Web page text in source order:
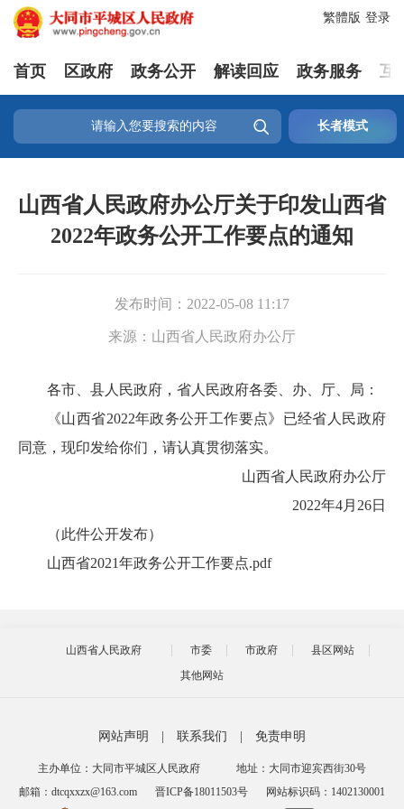
登录
繁體版
首页 区政府 政务公开 解读回应 政务服务 互
 长者模式
山西省人民政府办公厅关于印发山西省
2022年政务公开工作要点的通知
发布时间： 2022-05-08 11:17
来源： 山西省人民政府办公厅
各市、县人民政府，省人民政府各委、办、厅、局：
《山西省2022年政务公开工作要点》已经省人民政府
同意，现印发给你们，请认真贯彻落实。
山西省人民政府办公厅
2022年4月26日
（此件公开发布）
山西省2021年政务公开工作要点.pdf
山西省人民政府 市委 市政府
县区网站
其他网站
网站声明 联系我们 免责申明
主办单位：大同市平城区人民政府
地址：大同市迎宾西街30号
邮箱：dtcqxxzx@163.com
晋ICP备18011503号 网站标识码：1402130001